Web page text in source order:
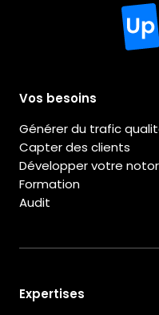
Vos besoins
Générer du trafic
Capter des clients
Développer votre
Formation
Audit
Expertises